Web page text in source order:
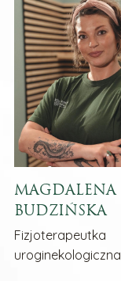
MAGDALENA
BUDZIŃSKA
Fizjoterapeutka
uroginekologiczna